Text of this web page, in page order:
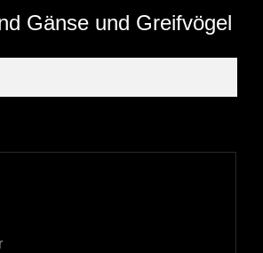
Gänse und Greifvögel